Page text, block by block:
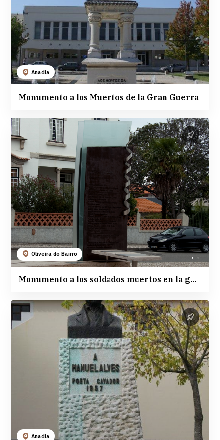
Anadia
Monumento a los Muertos de la Gran Guerra
Oliveira do Bairro
Monumento a los soldados muertos en la guerra del Ultramar
Anadia